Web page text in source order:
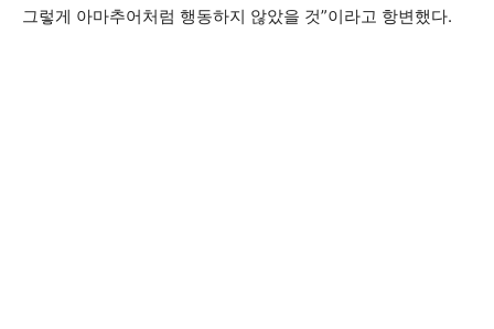
그렇게 아마추어처럼 행동하지 않았을 것”이라고 항변했다.